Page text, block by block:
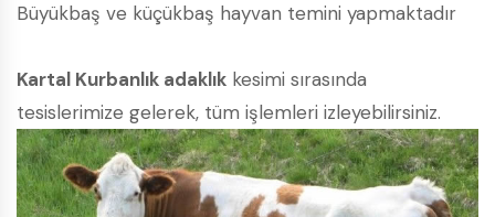
Büyükbaş ve küçükbaş hayvan temini yapmaktadır
Kartal Kurbanlık adaklık kesimi sırasında
tesislerimize gelerek, tüm işlemleri izleyebilirsiniz.